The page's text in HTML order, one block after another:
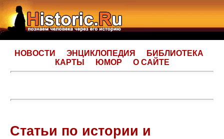
НОВОСТИ ЭНЦИКЛОПЕДИЯ
БИБЛИОТЕКА
КАРТЫ
ЮМОР О САЙТЕ
Статьи по истории и